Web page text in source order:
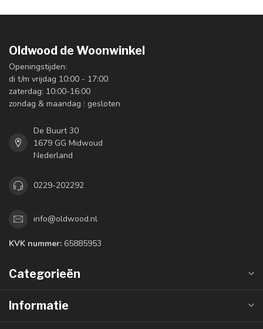
Oldwood de Woonwinkel
Openingstijden:
di t/m vrijdag 10:00 - 17:00
zaterdag: 10:00-16:00
zondag & maandag : gesloten
De Buurt 30
1679 GG Midwoud
Nederland
0229-202292
info@oldwood.nl
KVK nummer: 65885953
Categorieën
Informatie